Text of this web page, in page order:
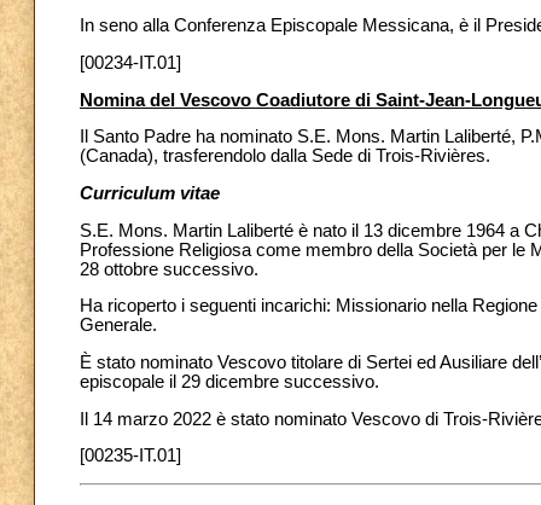
In seno alla Conferenza Episcopale Messicana, è il
[00234-IT.01]
Nomina del Vescovo Coadiutore di Saint-Jean-
Il Santo Padre ha nominato S.E. Mons. Martin Laliberté,
(Canada), trasferendolo dalla Sede di Trois-Rivières.
Curriculum vitae
S.E. Mons. Martin Laliberté è nato il 13 dicembre 1964 a
Professione Religiosa come membro della Società per le
28 ottobre successivo.
Ha ricoperto i seguenti incarichi: Missionario nella
Generale.
È stato nominato Vescovo titolare di Sertei ed Ausiliare
episcopale il 29 dicembre successivo.
Il 14 marzo 2022 è stato nominato Vescovo di Trois-
[00235-IT.01]